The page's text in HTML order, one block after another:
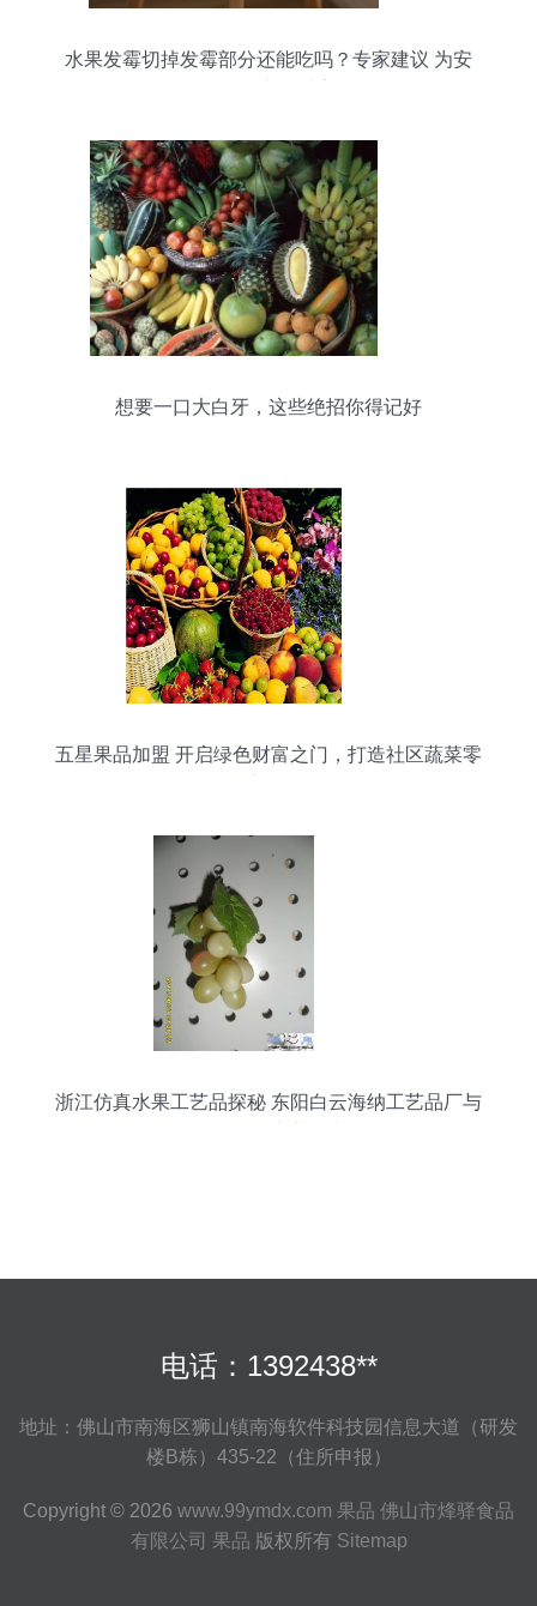
水果发霉切掉发霉部分还能吃吗？专家建议 为安
想要一口大白牙，这些绝招你得记好
五星果品加盟 开启绿色财富之门，打造社区蔬菜零
浙江仿真水果工艺品探秘 东阳白云海纳工艺品厂与
电话：1392438**
地址：佛山市南海区狮山镇南海软件科技园信息大道（研发
楼B栋）435-22（住所申报）
Copyright © 2026 www.99ymdx.com 果品 佛山市烽驿食品
有限公司 果品 版权所有 Sitemap